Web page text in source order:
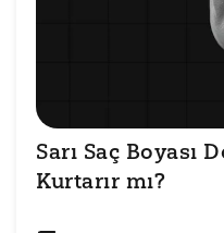
Sarı Saç Boyası
Kurtarır mı?